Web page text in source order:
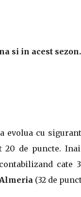
si in acest sezon.
evolua cu
de puncte.
cate
(32 de